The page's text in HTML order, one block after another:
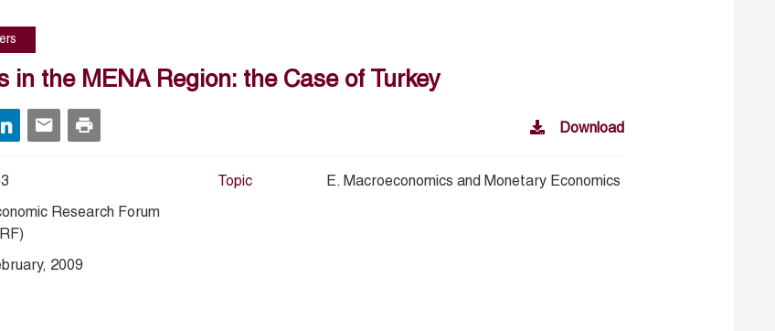
in the MENA Region: the Case of Turkey
Download
Research Forum
2009
Topic E. Macroeconomics and Monetary Economics